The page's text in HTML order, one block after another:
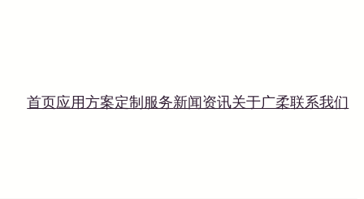
首页应用方案定制服务新闻资讯关于广柔联系我们